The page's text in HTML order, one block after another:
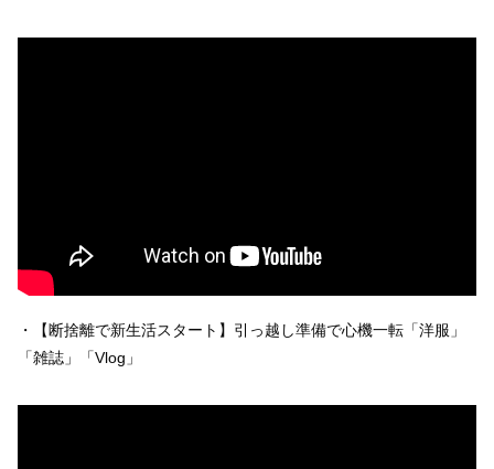
・【断捨離で新生活スタート】引っ越し準備で心機一転「洋服」
「雑誌」「Vlog」